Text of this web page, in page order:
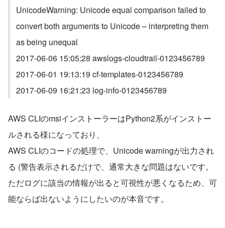
UnicodeWarning: Unicode equal comparison failed to
convert both arguments to Unicode – interpreting them
as being unequal
2017-06-06 15:05:28 awslogs-cloudtrail-0123456789
2017-06-01 19:13:19 cf-templates-0123456789
2017-06-09 16:21:23 log-info-0123456789
AWS CLIのmsiインストーラーはPython2系がインストー
ルされる様になっており、
AWS CLIのコードの処理で、Unicode warningが出力され
る (警告表示されるだけで、通常大きな問題はないです。
ただログに該当の情報が出ると可視性が悪くなるため、可
能ならば出ないようにしたいのが本音です。